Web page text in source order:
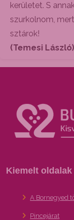
kerületet. S
szurkolnom,
sztárok!
(Temesi László)
Kiemelt oldalak
A Bornegyed
Pincejárat